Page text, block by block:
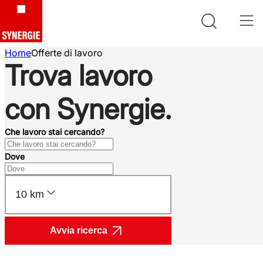
HomeOfferte di lavoro
Trova lavoro
con Synergie.
Che lavoro stai cercando?
Dove
10 km
Avvia ricerca